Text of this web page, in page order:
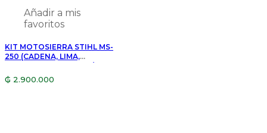
Añadir a mis
favoritos
KIT MOTOSIERRA STIHL MS-
250 (CADENA, LIMA,
ESPADA, QUEPI)
₲ 2.900.000